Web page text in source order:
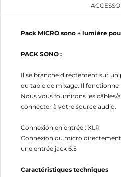
Pack MICRO sono + lumière
PACK SONO :
Il se branche directement sur
ou table de mixage. Il fonctionne
Nous vous fournirons les
connecter à votre source audio.
Connexion en entrée : XLR
Connexion du micro
une entrée jack 6.5
Caractéristiques techniques
MES LISTES
NOM DE LA LISTE
Annuler
Vous devez être connecté
Annuler